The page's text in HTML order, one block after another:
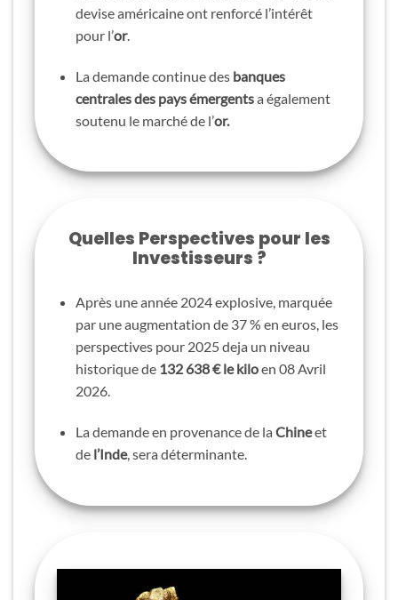
devise américaine ont renforcé l’intérêt
pour l’or.
La demande continue des banques
centrales des pays émergentsa également
soutenu le marché de l’or.
Quelles Perspectives pour les
Investisseurs ?
Après une année 2024 explosive, marquée
par une augmentation de 37 % en euros, les
perspectives pour 2025 deja un niveau
historique de 132 638 € le kiloen 08 Avril
2026.
La demande en provenance de la Chineet
de l’Inde, sera déterminante.